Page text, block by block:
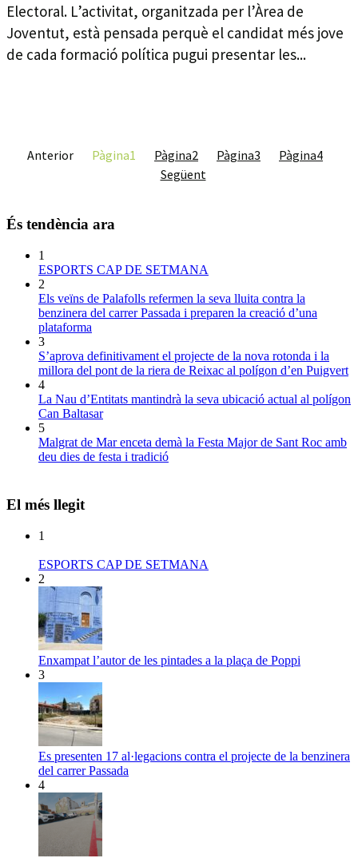
Electoral. L’activitat, organitzada per l’Àrea de
Joventut, està pensada perquè el candidat més jove
de cada formació política pugui presentar les...
Anterior Pàgina1 Pàgina2 Pàgina3 Pàgina4
Següent
És tendència ara
1
ESPORTS CAP DE SETMANA
2
Els veïns de Palafolls refermen la seva lluita contra la
benzinera del carrer Passada i preparen la creació d’una
plataforma
3
S’aprova definitivament el projecte de la nova rotonda i la
millora del pont de la riera de Reixac al polígon d’en Puigvert
4
La Nau d’Entitats mantindrà la seva ubicació actual al polígon
Can Baltasar
5
Malgrat de Mar enceta demà la Festa Major de Sant Roc amb
deu dies de festa i tradició
El més llegit
1
ESPORTS CAP DE SETMANA
2
Enxampat l’autor de les pintades a la plaça de Poppi
3
Es presenten 17 al·legacions contra el projecte de la benzinera
del carrer Passada
4